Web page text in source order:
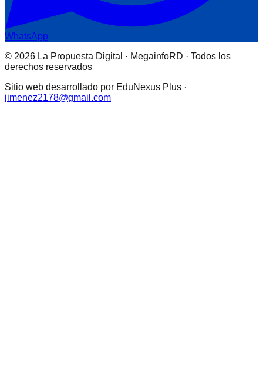
WhatsApp
© 2026 La Propuesta Digital · MegainfoRD · Todos los
derechos reservados
Sitio web desarrollado por EduNexus Plus ·
jimenez2178@gmail.com